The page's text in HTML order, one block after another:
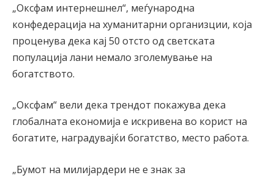
„Оксфам интернешнел“, меѓународна
конфедерација на хуманитарни организции, која
проценува дека кај 50 отсто од светската
популација лани немало зголемување на
богатството.
„Оксфам“ вели дека трендот покажува дека
глобалната економија е искривена во корист на
богатите, наградувајќи богатство, место работа.
„Бумот на милијардери не е знак за